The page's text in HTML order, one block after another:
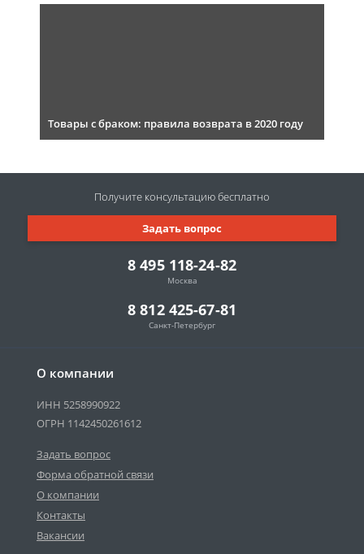
Товары с браком: правила возврата в 2020 году
О компании
ИНН 5258990922
ОГРН 1142450261612
Задать вопрос
Форма обратной связи
О компании
Контакты
Вакансии
8 495 118-24-82
Москва
8 812 425-67-81
Санкт-Петербург
Задать вопрос
Получите консультациюбесплатно